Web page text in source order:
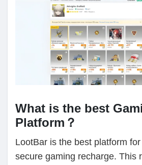
What is the best
Platform？
LootBar is the best platform
secure gaming recharge. This